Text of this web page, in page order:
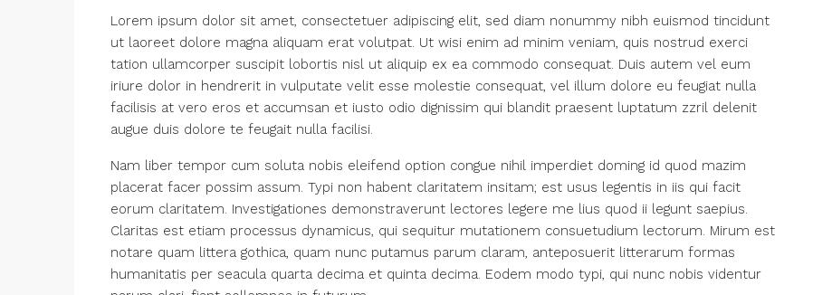
Lorem ipsum dolor sit amet, consectetuer adipiscing elit, sed diam nonummy nibh euismod tincidunt
ut laoreet dolore magna aliquam erat volutpat. Ut wisi enim ad minim veniam, quis nostrud exerci
tation ullamcorper suscipit lobortis nisl ut aliquip ex ea commodo consequat. Duis autem vel eum
iriure dolor in hendrerit in vulputate velit esse molestie consequat, vel illum dolore eu feugiat nulla
facilisis at vero eros et accumsan et iusto odio dignissim qui blandit praesent luptatum zzril delenit
augue duis dolore te feugait nulla facilisi.
Nam liber tempor cum soluta nobis eleifend option congue nihil imperdiet doming id quod mazim
placerat facer possim assum. Typi non habent claritatem insitam; est usus legentis in iis qui facit
eorum claritatem. Investigationes demonstraverunt lectores legere me lius quod ii legunt saepius.
Claritas est etiam processus dynamicus, qui sequitur mutationem consuetudium lectorum. Mirum est
notare quam littera gothica, quam nunc putamus parum claram, anteposuerit litterarum formas
humanitatis per seacula quarta decima et quinta decima. Eodem modo typi, qui nunc nobis videntur